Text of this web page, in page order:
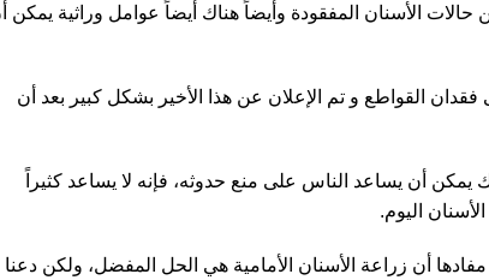
الأسنان المفقودة وأيضاً هناك أيضاً عوامل وراثية يمكن
القواطع و تم الإعلان عن هذا الأخير بشكل كبير بعد أن
أن يساعد الناس على منع حدوثه، فإنه لا يساعد كثيراً
اليوم.
أن زراعة الأسنان الأمامية هي الحل المفضل، ولكن دعنا